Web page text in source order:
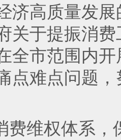
济高质量发
关于提振消
全市范围内
点难点问题
费维权体系